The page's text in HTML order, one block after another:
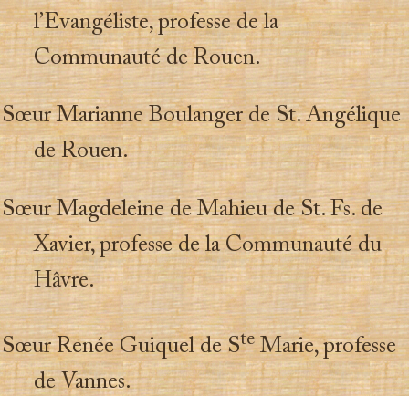
l’Evangéliste, professe de la
Communauté de Rouen.
Sœur Marianne Boulanger de St. Angélique
de Rouen.
Sœur Magdeleine de Mahieu de St. Fs. de
Xavier, professe de la Communauté du
Hâvre.
Sœur Renée Guiquel de SteMarie, professe
de Vannes.